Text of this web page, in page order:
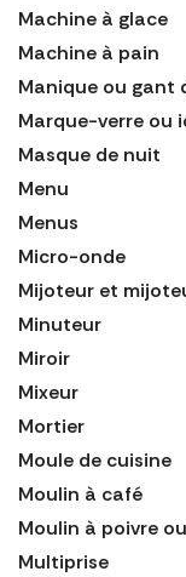
Machine à glace
Machine à pain
Manique ou gant
Marque-verre ou
Masque de nuit
Menu
Menus
Micro-onde
Mijoteur et
Minuteur
Miroir
Mixeur
Mortier
Moule de cuisine
Moulin à café
Moulin à poivre
Multiprise